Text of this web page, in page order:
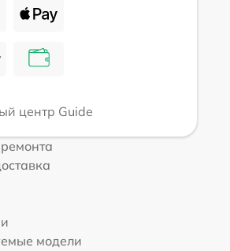
центр Guide
модели